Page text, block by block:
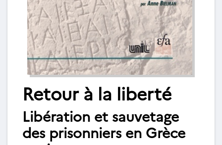
Retour à la liberté
Libération et sauvetage
des prisonniers en Grèce